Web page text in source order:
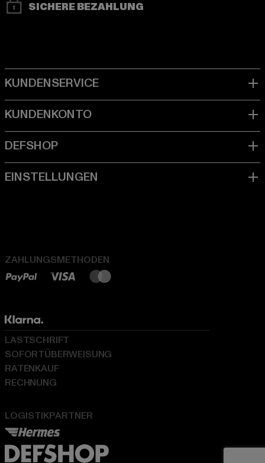
SICHERE BEZAHLUNG
ZAHLUNGSMETHODEN
LOGISTIKPARTNER
LASTSCHRIFT
SOFORTÜBERWEISUNG
RATENKAUF
RECHNUNG